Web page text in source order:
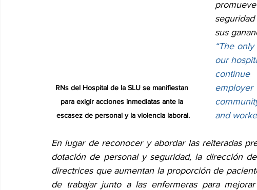
RNs del Hospital de la SLU se manifiestan
para exigir acciones inmediatas ante la
escasez de personal y la violencia laboral.
sus
“The
our
and
En lugar de reconocer y abordar las reiteradas
dotación de personal y seguridad, la dirección
directrices que aumentan la proporción de
de trabajar junto a las enfermeras para